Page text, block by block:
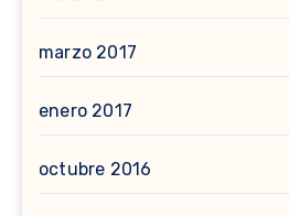
marzo 2017
enero 2017
octubre 2016